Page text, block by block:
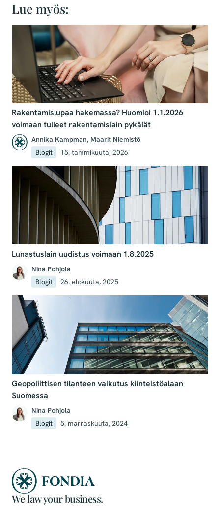
Lue myös:
Rakentamislupaa hakemassa? Huomioi 1.1.2026
voimaan tulleet rakentamislain pykälät
Annika Kampman, Maarit Niemistö
Blogit
15. tammikuuta, 2026
Lunastuslain uudistus voimaan 1.8.2025
Nina Pohjola
Blogit
26. elokuuta, 2025
Geopoliittisen tilanteen vaikutus kiinteistöalaan
Suomessa
Nina Pohjola
Blogit
5. marraskuuta, 2024
We law your business.